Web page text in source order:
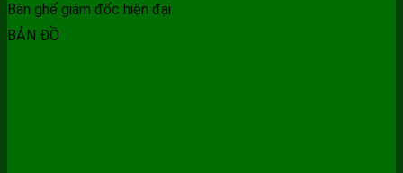
Bàn ghế giám đốc hiện đại
BẢN ĐỒ